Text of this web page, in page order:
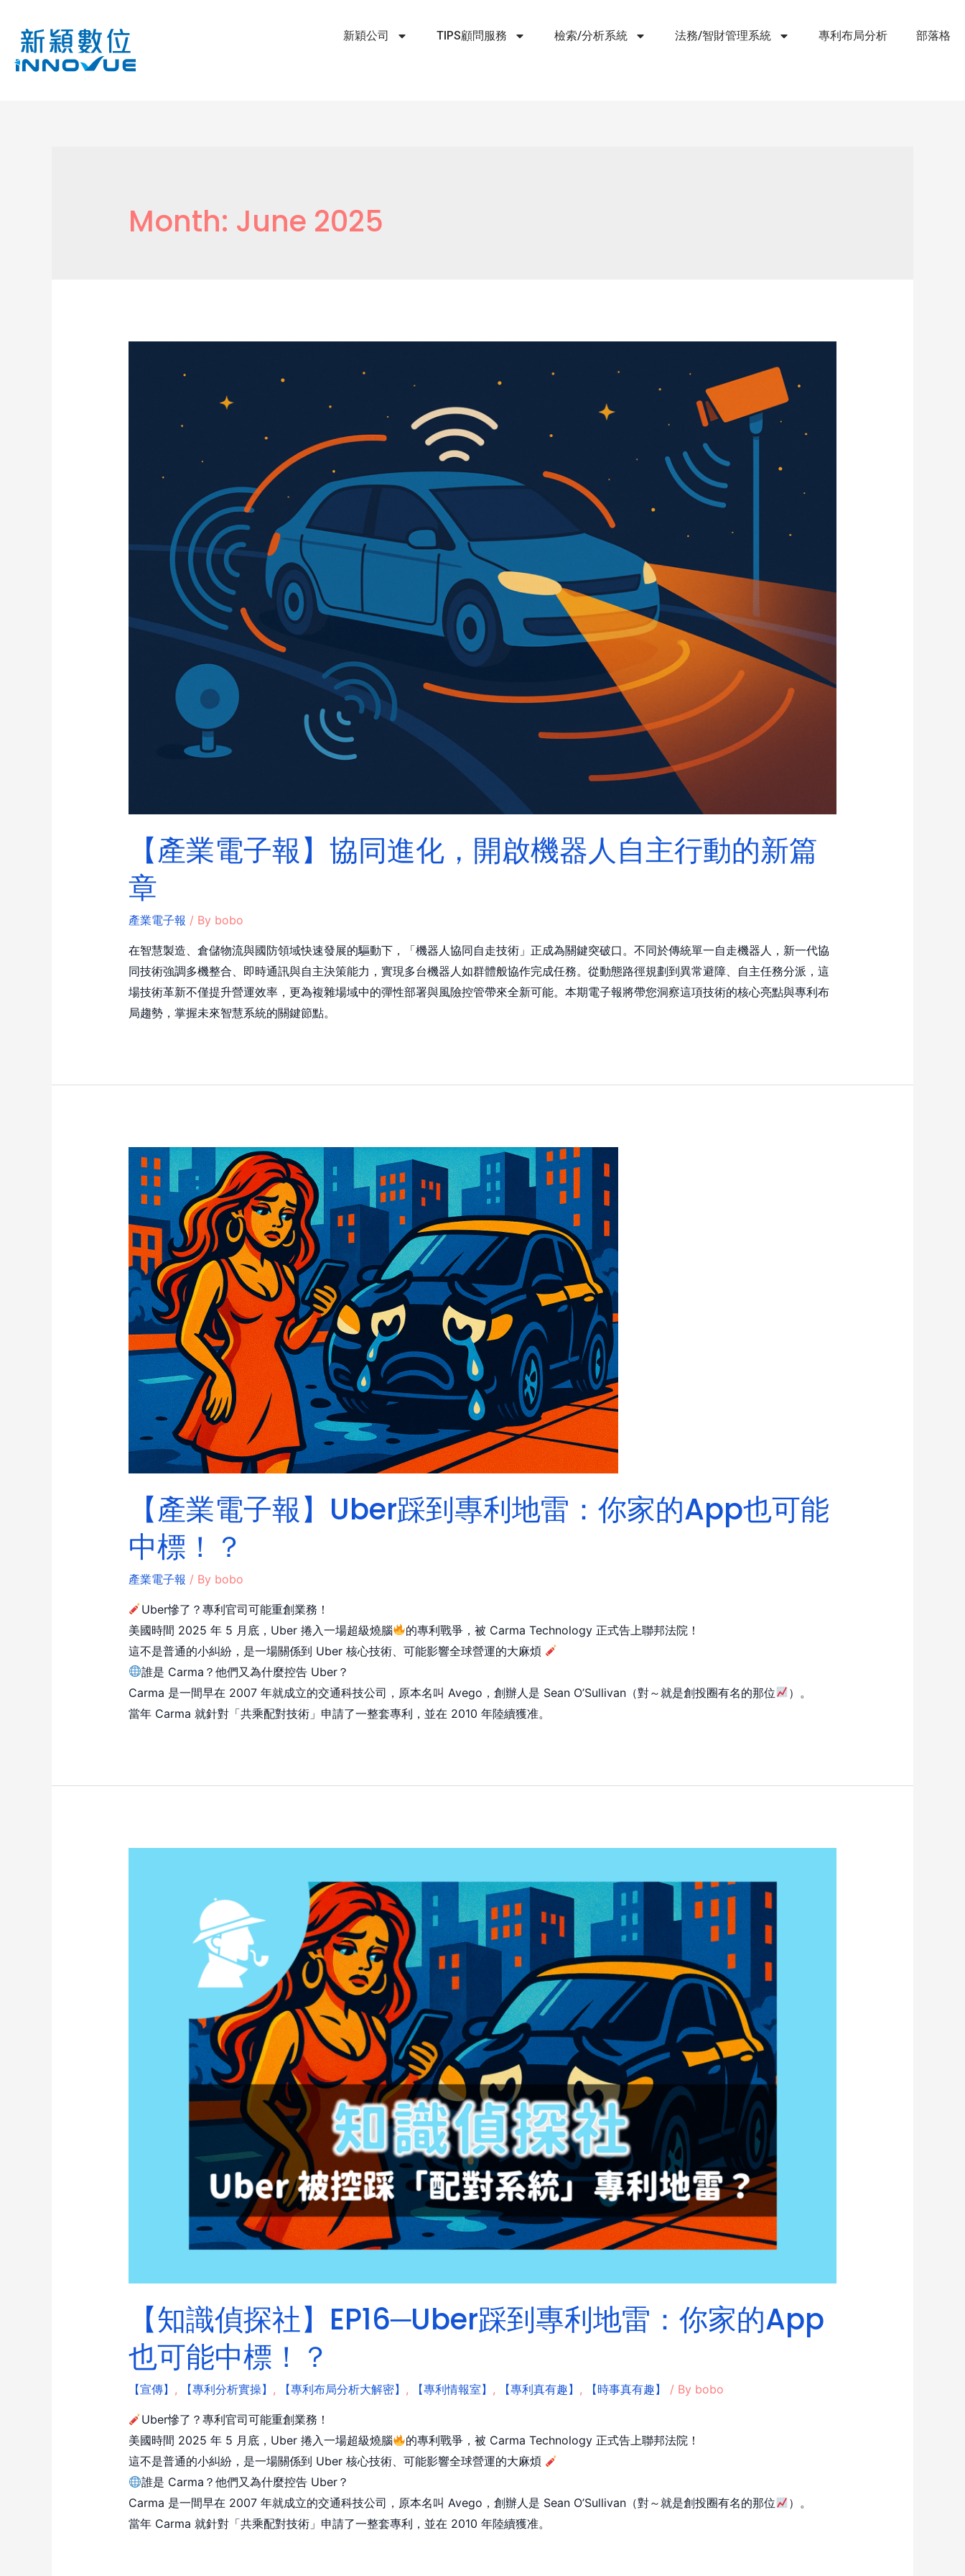
新穎公司 TIPS顧問服務 檢索/分析系統 法務/智財管理系統 專利布局分析 部落格
Month: June 2025
【產業電子報】協同進化，開啟機器人自主行動的新篇
章
產業電子報 / By bobo
在智慧製造、倉儲物流與國防領域快速發展的驅動下，「機器人協同自走技術」正成為關鍵突破口。不同於傳統單一自走機器人，新一代協
同技術強調多機整合、即時通訊與自主決策能力，實現多台機器人如群體般協作完成任務。從動態路徑規劃到異常避障、自主任務分派，這
場技術革新不僅提升營運效率，更為複雜場域中的彈性部署與風險控管帶來全新可能。本期電子報將帶您洞察這項技術的核心亮點與專利布
局趨勢，掌握未來智慧系統的關鍵節點。
【產業電子報】Uber踩到專利地雷：你家的App也可能
中標！？
產業電子報 / By bobo
Uber慘了？專利官司可能重創業務！
美國時間 2025 年 5 月底，Uber 捲入一場超級燒腦
的專利戰爭，被 Carma Technology 正式告上聯邦法院！
這不是普通的小糾紛，是一場關係到 Uber 核心技術、可能影響全球營運的大麻煩
誰是 Carma？他們又為什麼控告 Uber？
Carma 是一間早在 2007 年就成立的交通科技公司，原本名叫 Avego，創辦人是 Sean O’Sullivan（對～就是創投圈有名的那位
）。
當年 Carma 就針對「共乘配對技術」申請了一整套專利，並在 2010 年陸續獲准。
【知識偵探社】EP16─Uber踩到專利地雷：你家的App
也可能中標！？
【宣傳】 , 【專利分析實操】 , 【專利布局分析大解密】 , 【專利情報室】 , 【專利真有趣】 , 【時事真有趣】 / By bobo
Uber慘了？專利官司可能重創業務！
美國時間 2025 年 5 月底，Uber 捲入一場超級燒腦
的專利戰爭，被 Carma Technology 正式告上聯邦法院！
這不是普通的小糾紛，是一場關係到 Uber 核心技術、可能影響全球營運的大麻煩
誰是 Carma？他們又為什麼控告 Uber？
Carma 是一間早在 2007 年就成立的交通科技公司，原本名叫 Avego，創辦人是 Sean O’Sullivan（對～就是創投圈有名的那位
）。
當年 Carma 就針對「共乘配對技術」申請了一整套專利，並在 2010 年陸續獲准。